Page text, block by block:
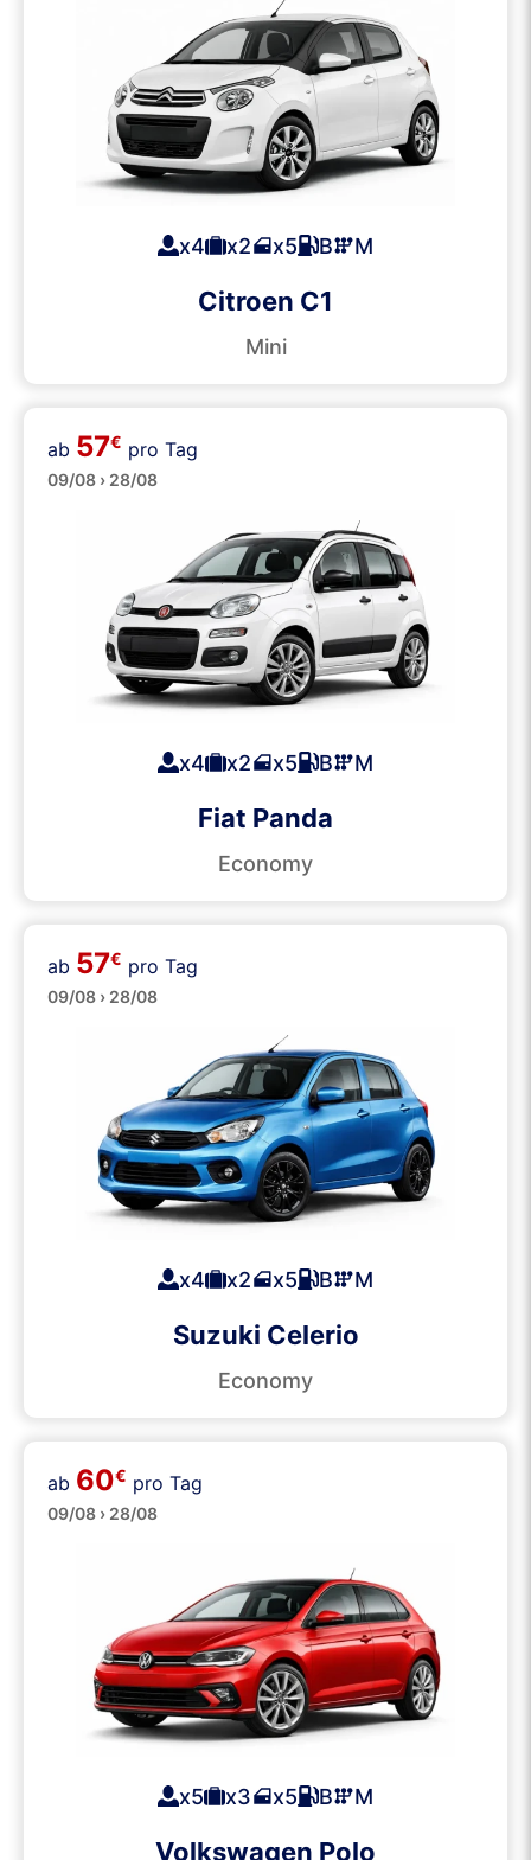
x4 x2 x5 B M
Citroen C1
Mini
Klein
ab 57€ pro Tag
09/08 › 28/08
x4 x2 x5 B M
Fiat Panda
Economy
Klein
ab 57€ pro Tag
09/08 › 28/08
x4 x2 x5 B M
Suzuki Celerio
Economy
Mittelklasse
ab 60€ pro Tag
09/08 › 28/08
x5 x3 x5 B M
Volkswagen Polo